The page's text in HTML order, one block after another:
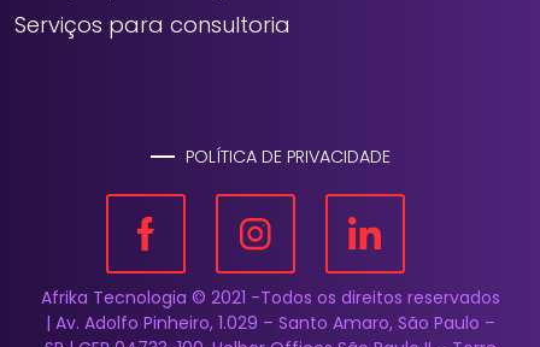
Serviços para consultoria
POLÍTICA DE PRIVACIDADE
Afrika Tecnologia © 2021 -Todos os direitos reservados
| Av. Adolfo Pinheiro, 1.029 – Santo Amaro, São Paulo –